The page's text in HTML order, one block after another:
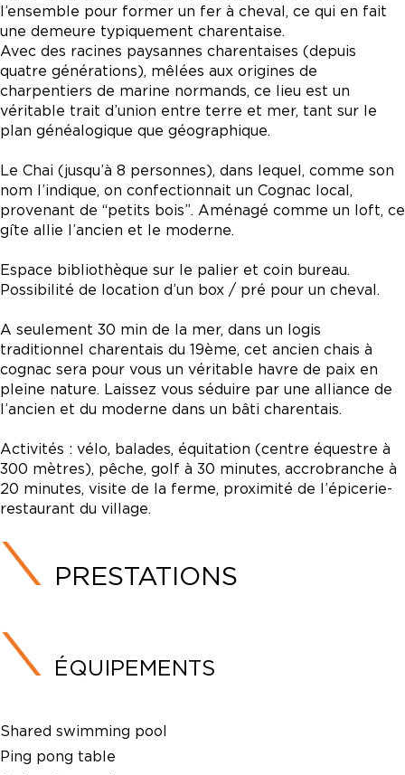
l’ensemble pour former un fer à cheval, ce qui en fait
une demeure typiquement charentaise.
Avec des racines paysannes charentaises (depuis
quatre générations), mêlées aux origines de
charpentiers de marine normands, ce lieu est un
véritable trait d’union entre terre et mer, tant sur le
plan généalogique que géographique.
Le Chai (jusqu’à 8 personnes), dans lequel, comme son
nom l’indique, on confectionnait un Cognac local,
provenant de “petits bois”. Aménagé comme un loft, ce
gîte allie l’ancien et le moderne.
Espace bibliothèque sur le palier et coin bureau.
Possibilité de location d’un box / pré pour un cheval.
A seulement 30 min de la mer, dans un logis
traditionnel charentais du 19ème, cet ancien chais à
cognac sera pour vous un véritable havre de paix en
pleine nature. Laissez vous séduire par une alliance de
l’ancien et du moderne dans un bâti charentais.
Activités : vélo, balades, équitation (centre équestre à
300 mètres), pêche, golf à 30 minutes, accrobranche à
20 minutes, visite de la ferme, proximité de l’épicerie-
restaurant du village.
PRESTATIONS
ÉQUIPEMENTS
Shared swimming pool
Ping pong table